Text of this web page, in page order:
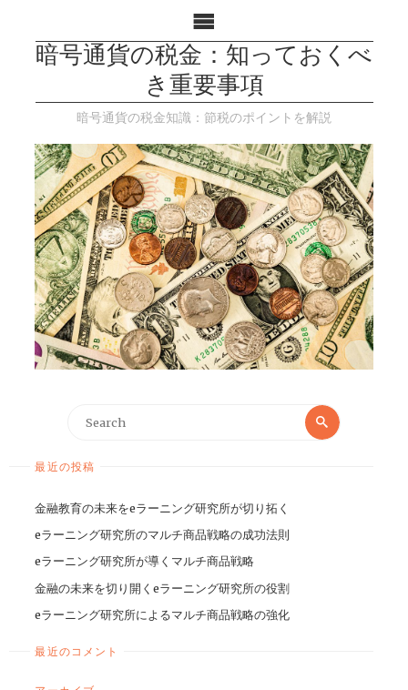
暗号通貨の税金：知っておくべ
き重要事項
暗号通貨の税金知識：節税のポイントを解説
最近の投稿
金融教育の未来をeラーニング研究所が切り拓く
eラーニング研究所のマルチ商品戦略の成功法則
eラーニング研究所が導くマルチ商品戦略
金融の未来を切り開くeラーニング研究所の役割
eラーニング研究所によるマルチ商品戦略の強化
最近のコメント